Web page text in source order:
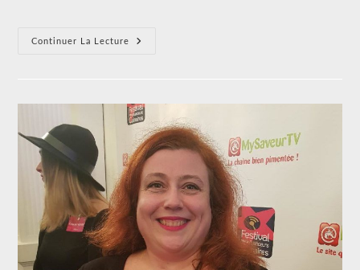
publication :
Continuer La Lecture
Résidence
À
L’occasion
Du
SIAL
2018.